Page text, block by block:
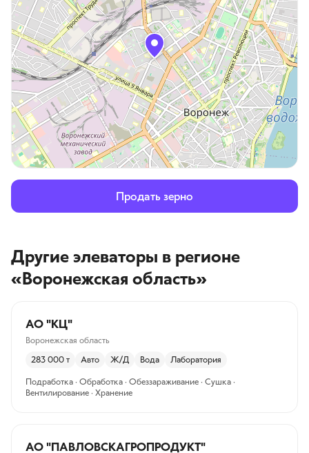
Продать зерно
Другие элеваторы в регионе
«Воронежская область»
АО "КЦ"
Воронежская область
283 000 т Авто Ж/Д Вода Лаборатория
Подработка · Обработка · Обеззараживание · Сушка ·
Вентилирование · Хранение
АО "ПАВЛОВСКАГРОПРОДУКТ"